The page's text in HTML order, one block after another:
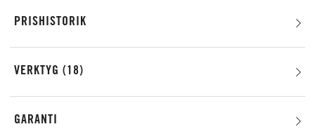
PRISHISTORIK
VERKTYG 18
GARANTI